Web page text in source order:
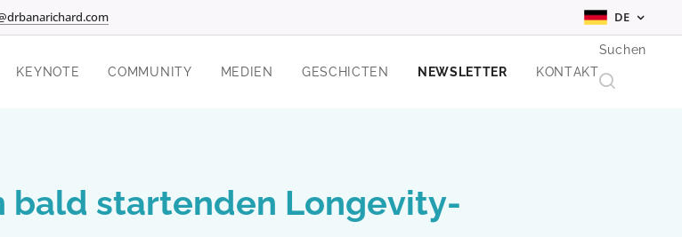
DE
KEYNOTE COMMUNITY MEDIEN GESCHICTEN NEWSLETTER KONTAKT
Suchen
bald startenden Longevity-